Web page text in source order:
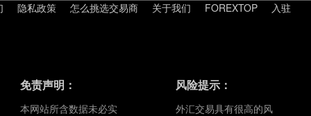
入驻
FOREXTOP
关于我们
怎么挑选交易商
隐私政策
风险提示：
外汇交易具有很高的风
免责声明：
本网站所含数据未必实